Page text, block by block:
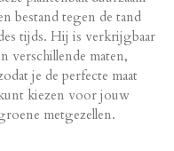
bestand tegen de tand
tijds. Hij is verkrijgbaar
verschillende maten,
je de perfecte maat
kiezen voor jouw
metgezellen.